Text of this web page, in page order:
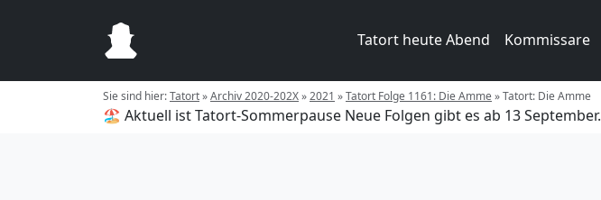
Tatort heute Abend Kommissare
Sie sind hier:Tatort»Archiv 2020-202X»2021 »Tatort Folge 1161: Die Amme»Tatort: Die Amme
🏖️ Aktuell ist Tatort-Sommerpause Neue Folgen gibt es ab 13 September.